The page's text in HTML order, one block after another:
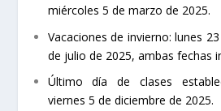
miércoles 5 de marzo de 2025.
Vacaciones de invierno: lunes
de julio de 2025, ambas fechas
Último día de clases
viernes 5 de diciembre de 2025.